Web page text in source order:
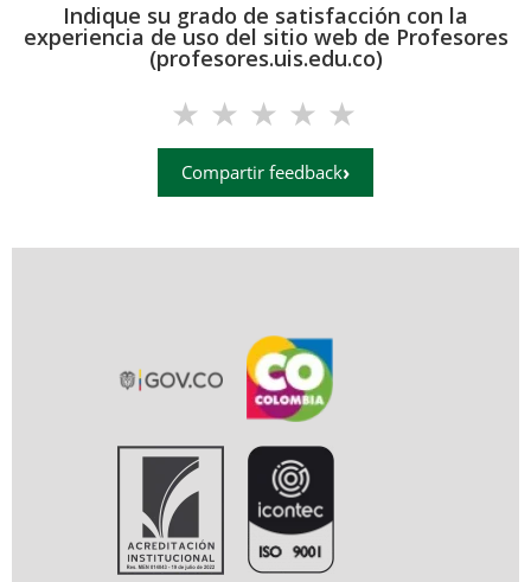
Indique su grado de satisfacción con la
experiencia de uso del sitio web de Profesores
(profesores.uis.edu.co)